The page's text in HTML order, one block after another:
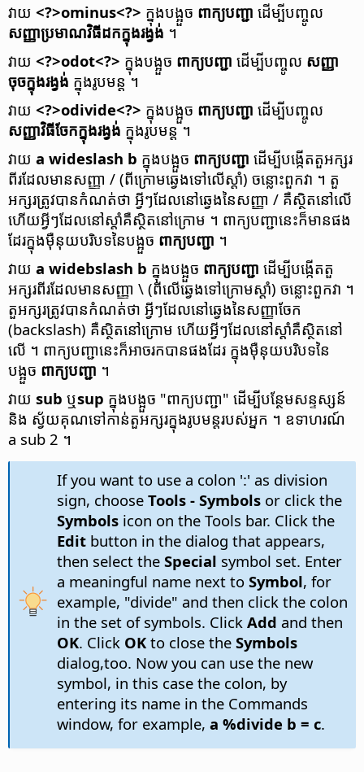
វាយ <?>ominus<?> ក្នុង​បង្អួច ពាក្យ​បញ្ជា ដើម្បី​បញ្ចូល
សញ្ញា​ប្រមាណ​វិធី​ដក​ក្នុង​រង្វង់ ។
វាយ <?>odot<?> ក្នុង​បង្អួច ពាក្យ​បញ្ជា ដើម្បី​បញ្ចូល សញ្ញា​
ចុច​ក្នុង​រង្វង់ ក្នុង​រូបមន្ត ។
វាយ <?>odivide<?> ក្នុង​បង្អួច ពាក្យ​បញ្ជា ​ដើម្បី​បញ្ចូល
សញ្ញា​វិធី​ចែក​ក្នុង​រង្វង់ ក្នុង​រូបមន្ត ។
វាយ a wideslash b ក្នុង​បង្អួច ពាក្យ​បញ្ជា ដើម្បី​បង្កើត​តួ​អក្សរ​
ពីរ​ដែល​មាន​សញ្ញា / (ពី​ក្រោម​ឆ្វេង​ទៅ​លើ​ស្តាំ) ចន្លោះ​ពួក​វា ។ តួ​
អក្សរ​ត្រូវ​បាន​កំណត់​ថា អ្វី​ៗ​ដែល​នៅ​ឆ្វេង​នៃ​សញ្ញា / គឺ​ស្ថិត​នៅ​លើ
ហើយ​អ្វី​ៗ​ដែល​នៅ​ស្តាំ​គឺ​ស្ថិត​នៅ​ក្រោម ។ ពាក្យ​បញ្ជា​នេះ​ក៏​មាន​ផង​
ដែរ​ក្នុង​ម៉ឺនុយ​បរិបទ​នៃ​បង្អួច ពាក្យ​បញ្ជា ។
វាយ a widebslash b ក្នុង​បង្អួច ពាក្យ​បញ្ជា ដើម្បី​បង្កើត​តួ​
អក្សរ​ពីរ​ដែល​មាន​សញ្ញា \ (ពី​លើ​ឆ្វេង​ទៅ​ក្រោម​ស្តាំ) ចន្លោះ​ពួក​វា ។
តួ​អក្សរ​ត្រូវ​បាន​កំណត់​ថា អ្វី​ៗ​ដែល​នៅ​ឆ្វេង​នៃ​សញ្ញាចែក
(backslash) គឺ​ស្ថិត​នៅ​ក្រោម ហើយ​អ្វី​ៗ​ដែល​នៅ​ស្តាំ​គឺ​ស្ថិត​នៅ​
លើ ។ ពាក្យ​បញ្ជា​នេះ​ក៏​អាច​រក​បាន​ផង​ដែរ ​ក្នុង​ម៉ឺនុយ​បរិបទ​នៃ​
បង្អួច ពាក្យ​បញ្ជា ។
វាយ sub ឬ​sup ក្នុង​បង្អួច "ពាក្យ​បញ្ជា" ដើម្បី​បន្ថែម​សន្ទស្សន៍
និង ស្វ័យ​គុណ​ទៅ​កាន់​តួ​អក្សរ​ក្នុង​រូបមន្ត​របស់​អ្នក ។ ឧទាហរណ៍
a sub 2 ។
If you want to use a colon ':' as division
sign, choose Tools - Symbolsor click the
Symbolsicon on the Tools bar. Click the
Editbutton in the dialog that appears,
then select the Special symbol set. Enter
a meaningful name next to Symbol, for
example, "divide" and then click the colon
in the set of symbols. Click Add and then
OK. Click OKto close the Symbols
dialog,too. Now you can use the new
symbol, in this case the colon, by
entering its name in the Commands
window, for example, a %divide b = c.